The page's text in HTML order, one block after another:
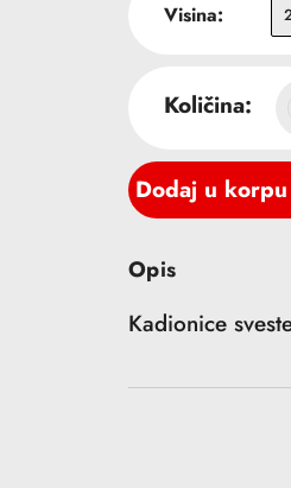
Visina:
Količina:
Dodaj u korpu
proizvoda
u
Opis
Kadionice